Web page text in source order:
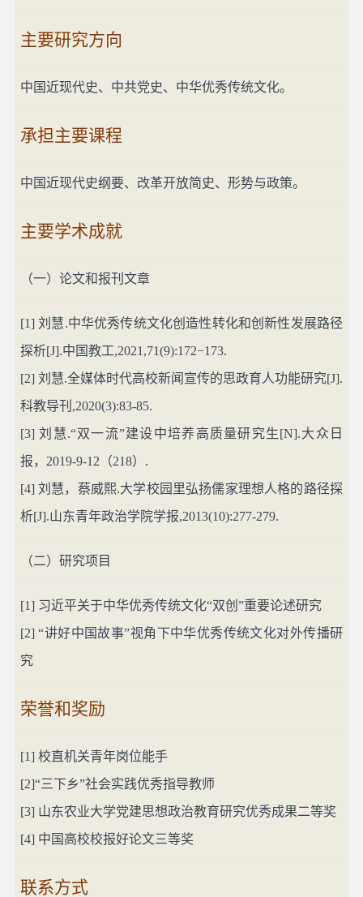
主要研究方向
中国近现代史、中共党史、中华优秀传统文化。
承担主要课程
中国近现代史纲要、改革开放简史、形势与政策。
主要学术成就
（一）论文和报刊文章
[1]刘慧.中华优秀传统文化创造性转化和创新性发展路径
探析[J].中国教工,2021,71(9):172−173.
[2] 刘慧.全媒体时代高校新闻宣传的思政育人功能研究[J].
科教导刊 ,2020(3):83-85.
[3]刘慧.“双一流”建设中培养高质量研究生[N].大众日
报， 2019-9-12 （218） .
[4]刘慧，蔡威熙.大学校园里弘扬儒家理想人格的路径探
析[J].山东青年政治学院学报,2013(10):277-279.
（二）研究项目
[1] 习近平关于中华优秀传统文化“双创”重要论述研究
[2] “讲好中国故事”视角下中华优秀传统文化对外传播研
究
荣誉和奖励
[1] 校直机关青年岗位能手
[2]“三下乡”社会实践优秀指导教师
[3] 山东农业大学党建思想政治教育研究优秀成果二等奖
[4] 中国高校校报好论文三等奖
联系方式